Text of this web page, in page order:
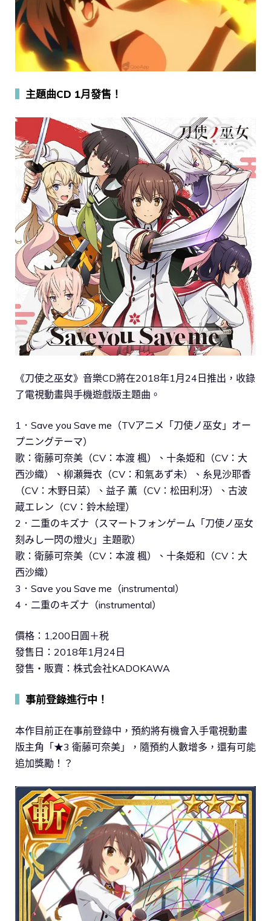
主題曲CD 1月發售！
《刀使之巫女》音樂CD將在2018年1月24日推出，收錄
了電視動畫與手機遊戲版主題曲。
1．Save you Save me（TVアニメ「刀使ノ巫女」オー
プニングテーマ）
歌：衛藤可奈美（CV：本渡 楓）、十条姫和（CV：大
西沙織）、柳瀬舞衣（CV：和氣あず未）、糸見沙耶香
（CV：木野日菜）、益子 薫（CV：松田利冴）、古波
蔵エレン（CV：鈴木絵理）
2．二重のキズナ（スマートフォンゲーム「刀使ノ巫女
刻みし一閃の燈火」主題歌）
歌：衛藤可奈美（CV：本渡 楓）、十条姫和（CV：大
西沙織）
3．Save you Save me（instrumental）
4．二重のキズナ（instrumental）
價格：1,200日圓＋税
發售日：2018年1月24日
發售・販賣：株式会社KADOKAWA
事前登錄進行中！
本作目前正在事前登錄中，預約將有機會入手電視動畫
版主角「★3 衛藤可奈美」，隨預約人數增多，還有可能
追加獎勵！？